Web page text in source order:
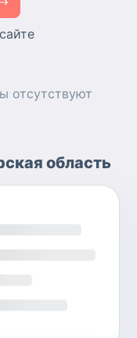
отсутствуют
область